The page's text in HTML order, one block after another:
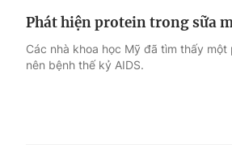
Phát hiện protein trong sữa
Các nhà khoa học Mỹ đã tìm thấy
nên bệnh thế kỷ AIDS.